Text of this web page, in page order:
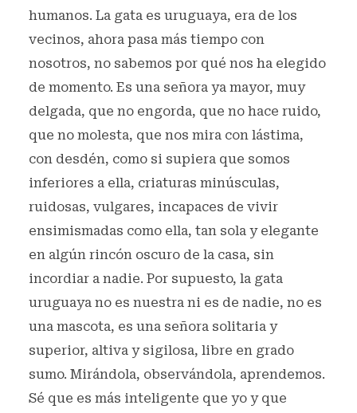
humanos. La gata es uruguaya, era de los
vecinos, ahora pasa más tiempo con
nosotros, no sabemos por qué nos ha elegido
de momento. Es una señora ya mayor, muy
delgada, que no engorda, que no hace ruido,
que no molesta, que nos mira con lástima,
con desdén, como si supiera que somos
inferiores a ella, criaturas minúsculas,
ruidosas, vulgares, incapaces de vivir
ensimismadas como ella, tan sola y elegante
en algún rincón oscuro de la casa, sin
incordiar a nadie. Por supuesto, la gata
uruguaya no es nuestra ni es de nadie, no es
una mascota, es una señora solitaria y
superior, altiva y sigilosa, libre en grado
sumo. Mirándola, observándola, aprendemos.
Sé que es más inteligente que yo y que